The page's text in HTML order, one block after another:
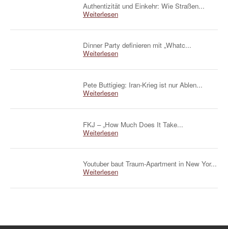
Authentizität und Einkehr: Wie Straßen...
Weiterlesen
Dinner Party definieren mit „Whatc...
Weiterlesen
Pete Buttigieg: Iran-Krieg ist nur Ablen...
Weiterlesen
FKJ – „How Much Does It Take...
Weiterlesen
Youtuber baut Traum-Apartment in New Yor...
Weiterlesen